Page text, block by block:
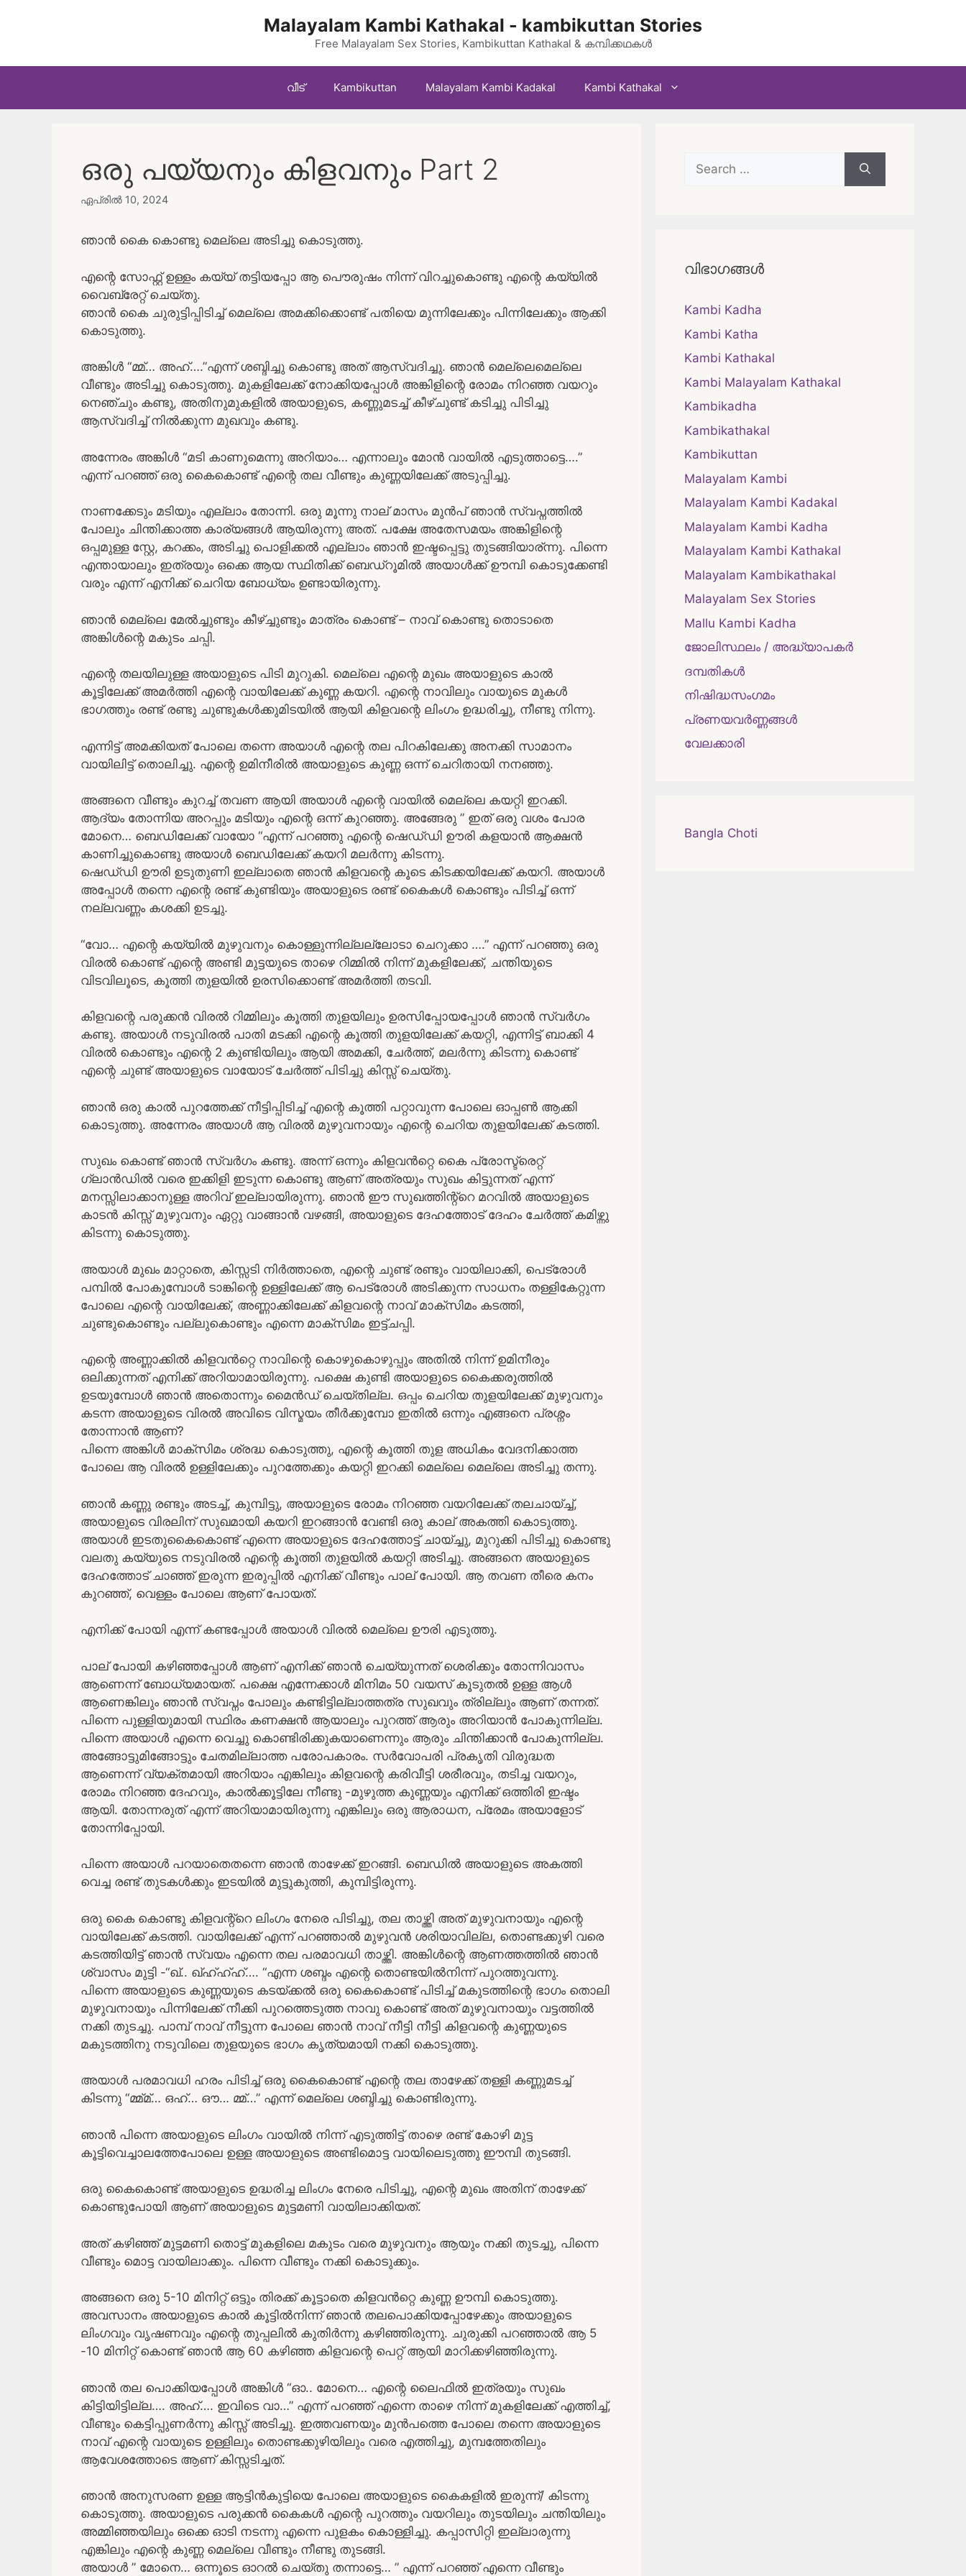
Malayalam Kambi Kathakal - kambikuttan Stories
Free Malayalam Sex Stories, Kambikuttan Kathakal & കമ്പിക്കഥകൾ
വീട് Kambikuttan Malayalam Kambi Kadakal Kambi Kathakal
ഒരു പയ്യനും കിളവനും Part 2
ഏപ്രിൽ 10, 2024
ഞാൻ കൈ കൊണ്ടു മെല്ലെ അടിച്ചു കൊടുത്തു.
എന്റെ സോഫ്റ്റ്‌ ഉള്ളം കയ്യ് തട്ടിയപ്പോ ആ പൌരുഷം നിന്ന് വിറച്ചുകൊണ്ടു എന്റെ കയ്യിൽ
വൈബ്രേറ്റ് ചെയ്തു.
ഞാൻ കൈ ചുരുട്ടിപ്പിടിച്ച് മെല്ലെ അമക്കിക്കൊണ്ട് പതിയെ മുന്നിലേക്കും പിന്നിലേക്കും ആക്കി
കൊടുത്തു.
അങ്കിൾ “മ്മ്… അഹ്….”എന്ന് ശബ്ദിച്ചു കൊണ്ടു അത് ആസ്വദിച്ചു. ഞാൻ മെല്ലെമെല്ലെ
വീണ്ടും അടിച്ചു കൊടുത്തു. മുകളിലേക്ക് നോക്കിയപ്പോൾ അങ്കിളിന്റെ രോമം നിറഞ്ഞ വയറും
നെഞ്ചും കണ്ടു, അതിനുമുകളിൽ അയാളുടെ, കണ്ണുമടച്ച് കീഴ്ചുണ്ട് കടിച്ചു പിടിച്ചു
ആസ്വദിച്ച് നിൽക്കുന്ന മുഖവും കണ്ടു.
അന്നേരം അങ്കിൾ “മടി കാണുമെന്നു അറിയാം… എന്നാലും മോൻ വായിൽ എടുത്താട്ടെ….”
എന്ന് പറഞ്ഞ് ഒരു കൈകൊണ്ട് എന്റെ തല വീണ്ടും കുണ്ണയിലേക്ക് അടുപ്പിച്ചു.
നാണക്കേടും മടിയും എല്ലാം തോന്നി. ഒരു മൂന്നു നാല് മാസം മുൻപ് ഞാൻ സ്വപ്നത്തിൽ
പോലും ചിന്തിക്കാത്ത കാര്യങ്ങൾ ആയിരുന്നു അത്. പക്ഷേ അതേസമയം അങ്കിളിന്റെ
ഒപ്പമുള്ള സ്റ്റേ, കറക്കം, അടിച്ചു പൊളിക്കൽ എല്ലാം ഞാൻ ഇഷ്ടപ്പെട്ടു തുടങ്ങിയാര്ന്നു. പിന്നെ
എന്തായാലും ഇത്രയും ഒക്കെ ആയ സ്ഥിതിക്ക് ബെഡ്‌റൂമിൽ അയാൾക്ക് ഊമ്പി കൊടുക്കേണ്ടി
വരും എന്ന് എനിക്ക് ചെറിയ ബോധ്യം ഉണ്ടായിരുന്നു.
ഞാൻ മെല്ലെ മേൽച്ചുണ്ടും കീഴ്ച്ചുണ്ടും മാത്രം കൊണ്ട് – നാവ് കൊണ്ടു തൊടാതെ
അങ്കിൾന്റെ മകുടം ചപ്പി.
എന്റെ തലയിലുള്ള അയാളുടെ പിടി മുറുകി. മെല്ലെ എന്റെ മുഖം അയാളുടെ കാൽ
കൂട്ടിലേക്ക് അമർത്തി എന്റെ വായിലേക്ക് കുണ്ണ കയറി. എന്റെ നാവിലും വായുടെ മുകൾ
ഭാഗത്തും രണ്ട് രണ്ടു ചുണ്ടുകൾക്കുമിടയിൽ ആയി കിളവന്റെ ലിംഗം ഉദ്ധരിച്ചു, നീണ്ടു നിന്നു.
എന്നിട്ട് അമക്കിയത് പോലെ തന്നെ അയാൾ എന്റെ തല പിറകിലേക്കു അനക്കി സാമാനം
വായിലിട്ട് തൊലിച്ചു. എന്റെ ഉമിനീരിൽ അയാളുടെ കുണ്ണ ഒന്ന് ചെറിതായി നനഞ്ഞു.
അങ്ങനെ വീണ്ടും കുറച്ച് തവണ ആയി അയാൾ എന്റെ വായിൽ മെല്ലെ കയറ്റി ഇറക്കി.
ആദ്യം തോന്നിയ അറപ്പും മടിയും എന്റെ ഒന്ന് കുറഞ്ഞു. അങ്ങേരു ” ഇത് ഒരു വശം പോര
മോനെ… ബെഡിലേക്ക് വായോ “എന്ന് പറഞ്ഞു എന്റെ ഷെഡ്‌ഡി ഊരി കളയാൻ ആക്ഷൻ
കാണിച്ചുകൊണ്ടു അയാൾ ബെഡിലേക്ക് കയറി മലർന്നു കിടന്നു.
ഷെഡ്‌ഡി ഊരി ഉടുതുണി ഇല്ലാതെ ഞാൻ കിളവന്റെ കൂടെ കിടക്കയിലേക്ക് കയറി. അയാൾ
അപ്പോൾ തന്നെ എന്റെ രണ്ട് കുണ്ടിയും അയാളുടെ രണ്ട് കൈകൾ കൊണ്ടും പിടിച്ച് ഒന്ന്
നല്ലവണ്ണം കശക്കി ഉടച്ചു.
“വോ… എന്റെ കയ്യിൽ മുഴുവനും കൊള്ളുന്നില്ലല്ലോടാ ചെറുക്കാ ….” എന്ന് പറഞ്ഞു ഒരു
വിരൽ കൊണ്ട് എന്റെ അണ്ടി മുട്ടയുടെ താഴെ റിമ്മിൽ നിന്ന് മുകളിലേക്ക്, ചന്തിയുടെ
വിടവിലൂടെ, കൂത്തി തുളയിൽ ഉരസിക്കൊണ്ട് അമർത്തി തടവി.
കിളവന്റെ പരുക്കൻ വിരൽ റിമ്മിലും കൂത്തി തുളയിലും ഉരസിപ്പോയപ്പോൾ ഞാൻ സ്വർഗം
കണ്ടു. അയാൾ നടുവിരൽ പാതി മടക്കി എന്റെ കൂത്തി തുളയിലേക്ക് കയറ്റി, എന്നിട്ട് ബാക്കി 4
വിരൽ കൊണ്ടും എന്റെ 2 കുണ്ടിയിലും ആയി അമക്കി, ചേർത്ത്, മലർന്നു കിടന്നു കൊണ്ട്
എന്റെ ചുണ്ട് അയാളുടെ വായോട് ചേർത്ത് പിടിച്ചു കിസ്സ് ചെയ്തു.
ഞാൻ ഒരു കാൽ പുറത്തേക്ക് നീട്ടിപ്പിടിച്ച് എന്റെ കൂത്തി പറ്റാവുന്ന പോലെ ഓപ്പൺ ആക്കി
കൊടുത്തു. അന്നേരം അയാൾ ആ വിരൽ മുഴുവനായും എന്റെ ചെറിയ തുളയിലേക്ക് കടത്തി.
സുഖം കൊണ്ട് ഞാൻ സ്വർഗം കണ്ടു. അന്ന് ഒന്നും കിളവൻറ്റെ കൈ പ്രോസ്ട്രെറ്റ്
ഗ്ലാൻഡിൽ വരെ ഇക്കിളി ഇടുന്ന കൊണ്ടു ആണ് അത്രയും സുഖം കിട്ടുന്നത് എന്ന്
മനസ്സിലാക്കാനുള്ള അറിവ് ഇല്ലായിരുന്നു. ഞാൻ ഈ സുഖത്തിന്റ്റെ മറവിൽ അയാളുടെ
കാടൻ കിസ്സ് മുഴുവനും ഏറ്റു വാങ്ങാൻ വഴങ്ങി, അയാളുടെ ദേഹത്തോട് ദേഹം ചേർത്ത് കമിഴ്ന്നു
കിടന്നു കൊടുത്തു.
അയാൾ മുഖം മാറ്റാതെ, കിസ്സടി നിർത്താതെ, എന്റെ ചുണ്ട് രണ്ടും വായിലാക്കി, പെട്രോൾ
പമ്പിൽ പോകുമ്പോൾ ടാങ്കിന്റെ ഉള്ളിലേക്ക് ആ പെട്രോൾ അടിക്കുന്ന സാധനം തള്ളികേറ്റുന്ന
പോലെ എന്റെ വായിലേക്ക്, അണ്ണാക്കിലേക്ക് കിളവന്റെ നാവ് മാക്സിമം കടത്തി,
ചുണ്ടുകൊണ്ടും പല്ലുകൊണ്ടും എന്നെ മാക്സിമം ഇട്ട്ചപ്പി.
എന്റെ അണ്ണാക്കിൽ കിളവൻറ്റെ നാവിന്റെ കൊഴുകൊഴുപ്പും അതിൽ നിന്ന് ഉമിനീരും
ഒലിക്കുന്നത് എനിക്ക് അറിയാമായിരുന്നു. പക്ഷെ കുണ്ടി അയാളുടെ കൈക്കരുത്തിൽ
ഉടയുമ്പോൾ ഞാൻ അതൊന്നും മൈൻഡ് ചെയ്തില്ല. ഒപ്പം ചെറിയ തുളയിലേക്ക് മുഴുവനും
കടന്ന അയാളുടെ വിരൽ അവിടെ വിസ്മയം തീർക്കുമ്പോ ഇതിൽ ഒന്നും എങ്ങനെ പ്രശ്നം
തോന്നാൻ ആണ്?
പിന്നെ അങ്കിൾ മാക്സിമം ശ്രദ്ധ കൊടുത്തു, എന്റെ കൂത്തി തുള അധികം വേദനിക്കാത്ത
പോലെ ആ വിരൽ ഉള്ളിലേക്കും പുറത്തേക്കും കയറ്റി ഇറക്കി മെല്ലെ മെല്ലെ അടിച്ചു തന്നു.
ഞാൻ കണ്ണു രണ്ടും അടച്ച്, കുമ്പിട്ടു, അയാളുടെ രോമം നിറഞ്ഞ വയറിലേക്ക് തലചായ്ച്ച്,
അയാളുടെ വിരലിന് സുഖമായി കയറി ഇറങ്ങാൻ വേണ്ടി ഒരു കാല് അകത്തി കൊടുത്തു.
അയാൾ ഇടതുകൈകൊണ്ട് എന്നെ അയാളുടെ ദേഹത്തോട്ട് ചായ്ച്ചു, മുറുക്കി പിടിച്ചു കൊണ്ടു
വലതു കയ്യുടെ നടുവിരൽ എന്റെ കൂത്തി തുളയിൽ കയറ്റി അടിച്ചു. അങ്ങനെ അയാളുടെ
ദേഹത്തോട് ചാഞ്ഞ് ഇരുന്ന ഇരുപ്പിൽ എനിക്ക് വീണ്ടും പാല് പോയി. ആ തവണ തീരെ കനം
കുറഞ്ഞ്, വെള്ളം പോലെ ആണ് പോയത്.
എനിക്ക് പോയി എന്ന് കണ്ടപ്പോൾ അയാൾ വിരൽ മെല്ലെ ഊരി എടുത്തു.
പാല് പോയി കഴിഞ്ഞപ്പോൾ ആണ് എനിക്ക് ഞാൻ ചെയ്യുന്നത് ശെരിക്കും തോന്നിവാസം
ആണെന്ന് ബോധ്യമായത്. പക്ഷെ എന്നേക്കാൾ മിനിമം 50 വയസ് കൂടുതൽ ഉള്ള ആൾ
ആണെങ്കിലും ഞാൻ സ്വപ്നം പോലും കണ്ടിട്ടില്ലാത്തത്ര സുഖവും ത്രില്ലും ആണ് തന്നത്.
പിന്നെ പുള്ളിയുമായി സ്ഥിരം കണക്ഷൻ ആയാലും പുറത്ത് ആരും അറിയാൻ പോകുന്നില്ല.
പിന്നെ അയാൾ എന്നെ വെച്ചു കൊണ്ടിരിക്കുകയാണെന്നും ആരും ചിന്തിക്കാൻ പോകുന്നില്ല.
അങ്ങോട്ടുമിങ്ങോട്ടും ചേതമില്ലാത്ത പരോപകാരം. സർവോപരി പ്രകൃതി വിരുദ്ധത
ആണെന്ന് വ്യക്തമായി അറിയാം എങ്കിലും കിളവന്റെ കരിവീട്ടി ശരീരവും, തടിച്ച വയറും,
രോമം നിറഞ്ഞ ദേഹവും, കാൽക്കൂട്ടിലേ നീണ്ടു -മുഴുത്ത കുണ്ണയും എനിക്ക് ഒത്തിരി ഇഷ്ടം
ആയി. തോന്നരുത് എന്ന് അറിയാമായിരുന്നു എങ്കിലും ഒരു ആരാധന, പ്രേമം അയാളോട്
തോന്നിപ്പോയി.
പിന്നെ അയാൾ പറയാതെതന്നെ ഞാൻ താഴേക്ക് ഇറങ്ങി. ബെഡിൽ അയാളുടെ അകത്തി
വെച്ച രണ്ട് തുടകൾക്കും ഇടയിൽ മുട്ടുകുത്തി, കുമ്പിട്ടിരുന്നു.
ഒരു കൈ കൊണ്ടു കിളവന്റ്റെ ലിംഗം നേരെ പിടിച്ചു, തല താഴ്ത്തി അത് മുഴുവനായും എന്റെ
വായിലേക്ക് കടത്തി. വായിലേക്ക് എന്ന് പറഞ്ഞാൽ മുഴുവൻ ശരിയാവില്ല, തൊണ്ടക്കുഴി വരെ
കടത്തിയിട്ട് ഞാൻ സ്വയം എന്നെ തല പരമാവധി താഴ്ത്തി. അങ്കിൾന്റെ ആണത്തത്തിൽ ഞാൻ
ശ്വാസം മുട്ടി -“ഖ്.. ഖ്ഹ്ഹ്ഹ്…. “എന്ന ശബ്ദം എന്റെ തൊണ്ടയിൽനിന്ന് പുറത്തുവന്നു.
പിന്നെ അയാളുടെ കുണ്ണയുടെ കടയ്ക്കൽ ഒരു കൈകൊണ്ട് പിടിച്ച് മകുടത്തിന്റെ ഭാഗം തൊലി
മുഴുവനായും പിന്നിലേക്ക് നീക്കി പുറത്തെടുത്ത നാവു കൊണ്ട് അത് മുഴുവനായും വട്ടത്തിൽ
നക്കി തുടച്ചു. പാമ്പ് നാവ് നീട്ടുന്ന പോലെ ഞാൻ നാവ് നീട്ടി നീട്ടി കിളവന്റെ കുണ്ണയുടെ
മകുടത്തിനു നടുവിലെ തുളയുടെ ഭാഗം കൃത്യമായി നക്കി കൊടുത്തു.
അയാൾ പരമാവധി ഹരം പിടിച്ച് ഒരു കൈകൊണ്ട് എന്റെ തല താഴേക്ക് തള്ളി കണ്ണുമടച്ച്
കിടന്നു “മ്മ്മ്… ഒഹ്… ഔ… മ്മ്…” എന്ന് മെല്ലെ ശബ്ദിച്ചു കൊണ്ടിരുന്നു.
ഞാൻ പിന്നെ അയാളുടെ ലിംഗം വായിൽ നിന്ന് എടുത്തിട്ട് താഴെ രണ്ട് കോഴി മുട്ട
കൂട്ടിവെച്ചാലത്തേപോലെ ഉള്ള അയാളുടെ അണ്ടിമൊട്ട വായിലെടുത്തു ഈമ്പി തുടങ്ങി.
ഒരു കൈകൊണ്ട് അയാളുടെ ഉദ്ധരിച്ച ലിംഗം നേരെ പിടിച്ചു, എന്റെ മുഖം അതിന് താഴേക്ക്
കൊണ്ടുപോയി ആണ് അയാളുടെ മുട്ടമണി വായിലാക്കിയത്.
അത് കഴിഞ്ഞ് മുട്ടമണി തൊട്ട് മുകളിലെ മകുടം വരെ മുഴുവനും ആയും നക്കി തുടച്ചു, പിന്നെ
വീണ്ടും മൊട്ട വായിലാക്കും. പിന്നെ വീണ്ടും നക്കി കൊടുക്കും.
അങ്ങനെ ഒരു 5-10 മിനിറ്റ് ഒട്ടും തിരക്ക് കൂട്ടാതെ കിളവൻറ്റെ കുണ്ണ ഊമ്പി കൊടുത്തു.
അവസാനം അയാളുടെ കാൽ കൂട്ടിൽനിന്ന് ഞാൻ തലപൊക്കിയപ്പോഴേക്കും അയാളുടെ
ലിംഗവും വൃഷണവും എന്റെ തുപ്പലിൽ കുതിർന്നു കഴിഞ്ഞിരുന്നു. ചുരുക്കി പറഞ്ഞാൽ ആ 5
-10 മിനിറ്റ് കൊണ്ട് ഞാൻ ആ 60 കഴിഞ്ഞ കിളവന്റെ പെറ്റ് ആയി മാറിക്കഴിഞ്ഞിരുന്നു.
ഞാൻ തല പൊക്കിയപ്പോൾ അങ്കിൾ “ഓ.. മോനെ… എന്റെ ലൈഫിൽ ഇത്രയും സുഖം
കിട്ടിയിട്ടില്ല…. അഹ്…. ഇവിടെ വാ…” എന്ന് പറഞ്ഞ് എന്നെ താഴെ നിന്ന് മുകളിലേക്ക് എത്തിച്ച്,
വീണ്ടും കെട്ടിപ്പുണർന്നു കിസ്സ് അടിച്ചു. ഇത്തവണയും മുൻപത്തെ പോലെ തന്നെ അയാളുടെ
നാവ് എന്റെ വായുടെ ഉള്ളിലും തൊണ്ടക്കുഴിയിലും വരെ എത്തിച്ചു, മുമ്പത്തേതിലും
ആവേശത്തോടെ ആണ് കിസ്സടിച്ചത്.
ഞാൻ അനുസരണ ഉള്ള ആട്ടിൻകുട്ടിയെ പോലെ അയാളുടെ കൈകളിൽ ഇരുന്ന്/ കിടന്നു
കൊടുത്തു. അയാളുടെ പരുക്കൻ കൈകൾ എന്റെ പുറത്തും വയറിലും തുടയിലും ചന്തിയിലും
അമ്മിഞ്ഞയിലും ഒക്കെ ഓടി നടന്നു എന്നെ പുളകം കൊള്ളിച്ചു. കപ്പാസിറ്റി ഇല്ലാരുന്നു
എങ്കിലും എന്റെ കുണ്ണ മെല്ലെ വീണ്ടും നീണ്ടു തുടങ്ങി.
അയാൾ ” മോനെ… ഒന്നൂടെ ഓറൽ ചെയ്തു തന്നാട്ടെ… ” എന്ന് പറഞ്ഞ് എന്നെ വീണ്ടും
Search
for:
വിഭാഗങ്ങൾ
Kambi Kadha
Kambi Katha
Kambi Kathakal
Kambi Malayalam Kathakal
Kambikadha
Kambikathakal
Kambikuttan
Malayalam Kambi
Malayalam Kambi Kadakal
Malayalam Kambi Kadha
Malayalam Kambi Kathakal
Malayalam Kambikathakal
Malayalam Sex Stories
Mallu Kambi Kadha
ജോലിസ്ഥലം / അദ്ധ്യാപകർ
ദമ്പതികള്‍
നിഷിദ്ധസംഗമം
പ്രണയവർണ്ണങ്ങൾ
വേലക്കാരി
Bangla Choti